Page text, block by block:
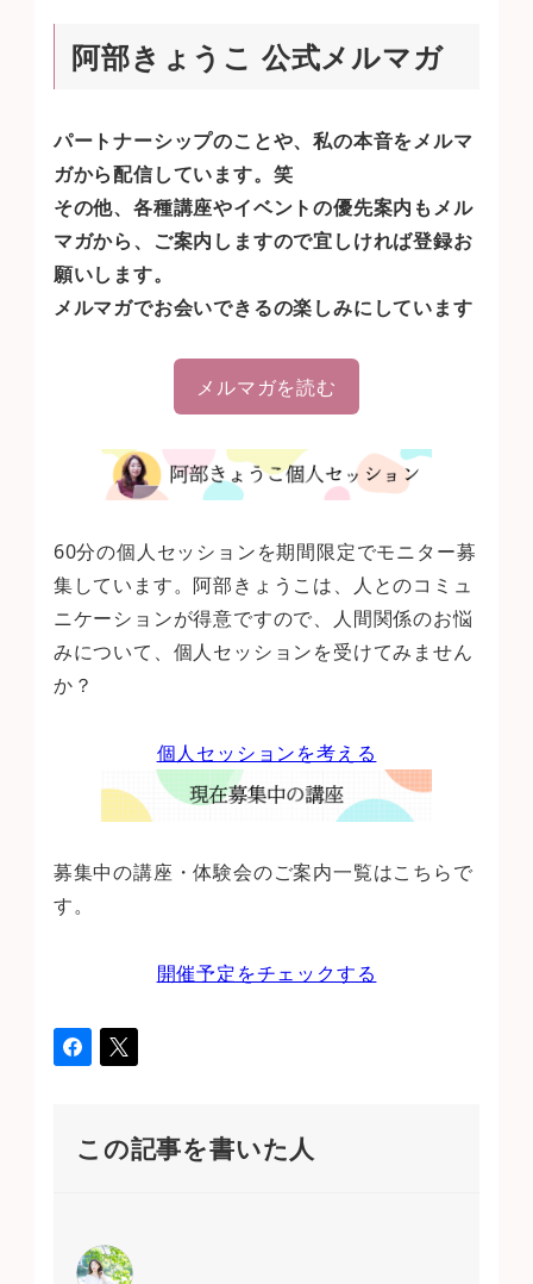
阿部きょうこ 公式メルマガ
パートナーシップのことや、私の本音をメルマ
ガから配信しています。笑
その他、各種講座やイベントの優先案内もメル
マガから、ご案内しますので宜しければ登録お
願いします。
メルマガでお会いできるの楽しみにしています
メルマガを読む
60分の個人セッションを期間限定でモニター募
集しています。阿部きょうこは、人とのコミュ
ニケーションが得意ですので、人間関係のお悩
みについて、個人セッションを受けてみません
か？
個人セッションを考える
募集中の講座・体験会のご案内一覧はこちらで
す。
開催予定をチェックする
この記事を書いた人